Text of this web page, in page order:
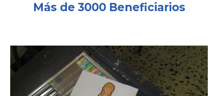
Más de 3000 Beneficiarios